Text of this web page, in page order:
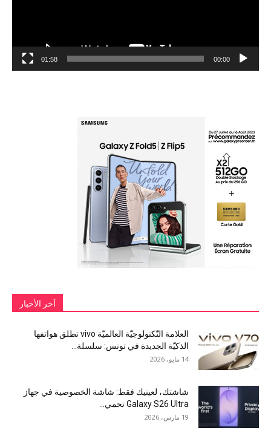
00:00
01:58
آخر الأخبار
العلامة التّكنولوجيّة العالميّة vivo تطلق هواتفها
الذكيّة الجديدة في تونس: سلسلة...
14 مايو، 2026
شاشتك، لعينيك فقط: شاشة الخصوصية في جهاز
Galaxy S26 Ultra تحمي...
19 مارس، 2026